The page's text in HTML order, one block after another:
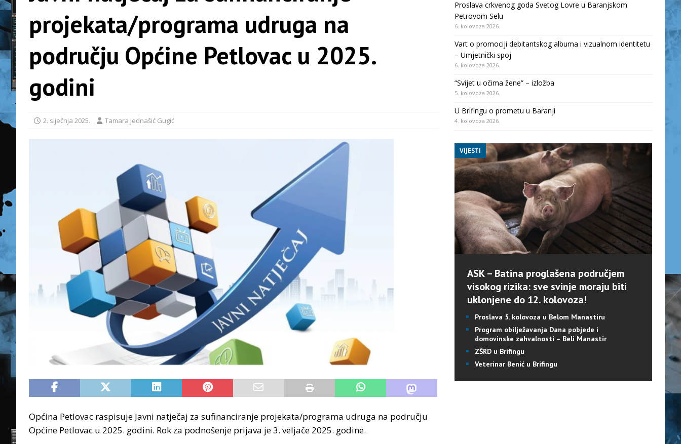
projekata/programa udruga na
području Općine Petlovac u 2025.
godini
2. siječnja 2025. Tamara Jednašić Gugić
Općina Petlovac raspisuje Javni natječaj za sufinanciranje projekata/programa udruga na području
Općine Petlovac u 2025. godini. Rok za podnošenje prijava je 3. veljače 2025. godine.
Proslava crkvenog goda Svetog Lovre u Baranjskom
Petrovom Selu
6. kolovoza 2026.
Vart o promociji debitantskog albuma i vizualnom identitetu
– Umjetnički spoj
6. kolovoza 2026.
“Svijet u očima žene” – izložba
5. kolovoza 2026.
U Brifingu o prometu u Baranji
4. kolovoza 2026.
VIJESTI
ASK – Batina proglašena područjem
visokog rizika: sve svinje moraju biti
uklonjene do 12. kolovoza!
Proslava 5. kolovoza u Belom Manastiru
Program obilježavanja Dana pobjede i
domovinske zahvalnosti – Beli Manastir
ZŠRD u Brifingu
Veterinar Benić u Brifingu